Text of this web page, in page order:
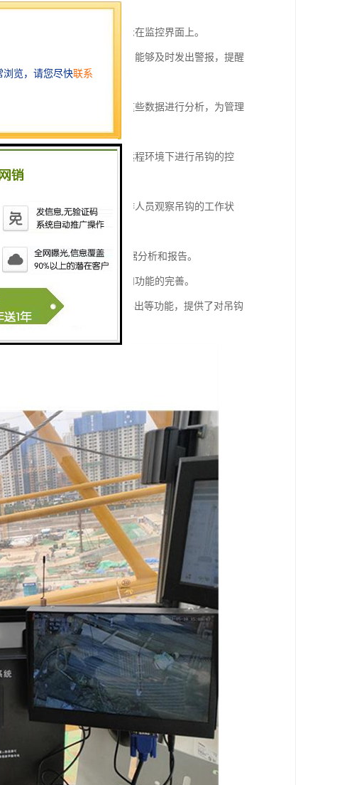
量等信息，并将其实时显示在监控界面上。
情况（如超载、倾斜等），能够及时发出警报，提醒
工作次数等信息，并能够对这些数据进行分析，为管理
置等功能，方便操作人员在远程环境下进行吊钩的控
输到监控界面上，方便操作人员观察吊钩的工作状
格式，方便管理者进行数据分析和报告。
更新，保证系统的稳定性和功能的完善。
、视频监控、数据报表与导出等功能，提供了对吊钩